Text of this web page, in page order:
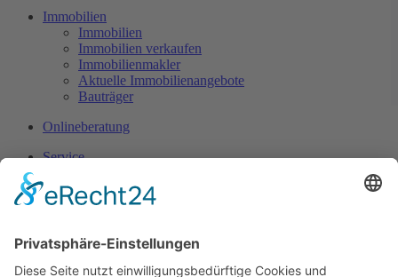
Kundenmeinungen Bewertungen
Honorar oder Provision
Versicherungspartner
Immobilien
Immobilien
Immobilien verkaufen
Immobilienmakler
Aktuelle Immobilienangebote
Bauträger
Onlineberatung
Service
Kunden-APP
Blog-News
Schaden melden
Sonstige Vergleichsrechner